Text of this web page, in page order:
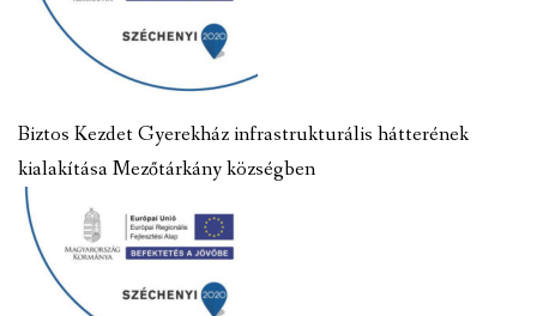
Biztos Kezdet Gyerekház infrastrukturális hátterének
kialakítása Mezőtárkány községben